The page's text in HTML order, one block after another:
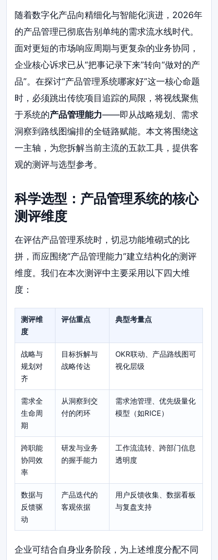
随着数字化产品向精细化与智能化演进，2026年
的产品管理已彻底告别单纯的需求流水线时代。
面对更短的市场响应周期与更复杂的业务协同，
企业核心诉求已从“把事记录下来”转向“做对的产
品”。在探讨“产品管理系统哪家好”这一核心命题
时，必须跳出传统项目追踪的局限，将视线聚焦
于系统的产品管理能力——即从战略规划、需求
洞察到路线图编排的全链路赋能。本文将围绕这
一主轴，为您拆解当前主流的五款工具，提供客
观的测评与选型参考。
科学选型：产品管理系统的核心
测评维度
在评估产品管理系统时，切忌功能堆砌式的比
拼，而应围绕“产品管理能力”建立结构化的测评
维度。我们在本次测评中主要采用以下四大维
度：
测评维
度
评估重点 典型考量点
战略与
规划对
齐
目标拆解与
战略传达
OKR联动、产品路线图可
视化层级
需求全
生命周
期
从洞察到交
付的闭环
需求池管理、优先级量化
模型（如RICE）
跨职能
协同效
率
研发与业务
的握手能力
工作流流转、跨部门信息
透明度
数据与
反馈驱
动
产品迭代的
客观依据
用户反馈收集、数据看板
与复盘支持
企业可结合自身业务阶段，为上述维度分配不同